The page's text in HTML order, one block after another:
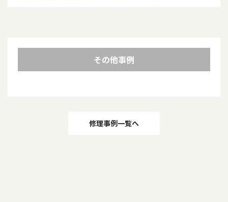
その他事例
修理事例一覧へ